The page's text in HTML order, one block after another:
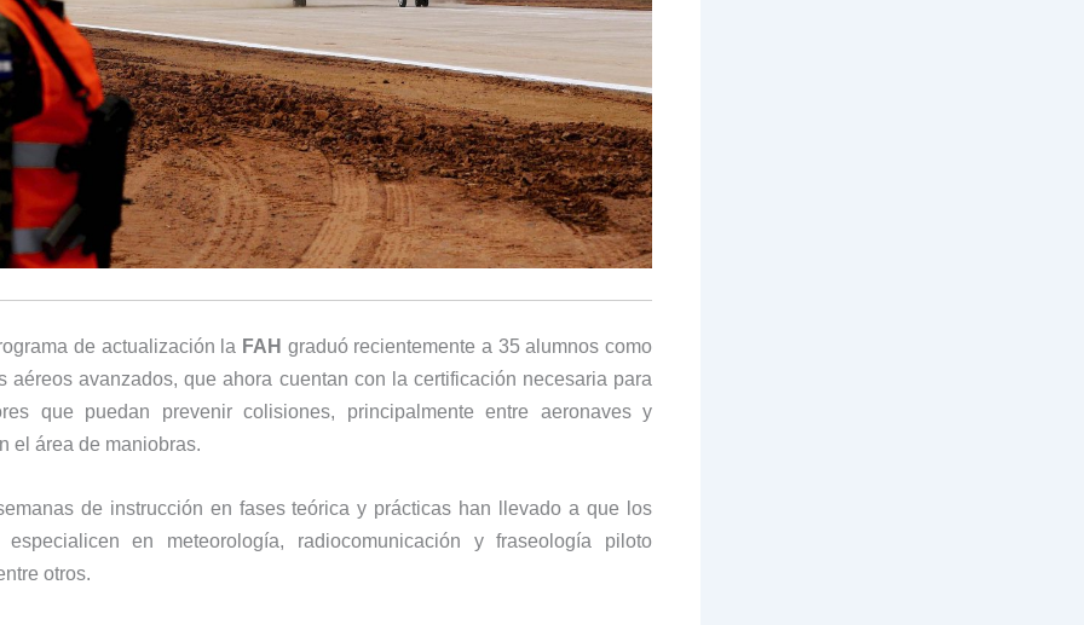
de actualización la FAH graduó recientemente a 35 alumnos como
aéreos avanzados, que ahora cuentan con la certificación necesaria para
que puedan prevenir colisiones, principalmente entre aeronaves y
el área de maniobras.
de instrucción en fases teórica y prácticas han llevado a que los
en meteorología, radiocomunicación y fraseología piloto
otros.